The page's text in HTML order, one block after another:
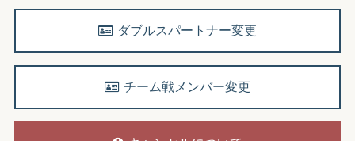
ダブルスパートナー変更
チーム戦メンバー変更